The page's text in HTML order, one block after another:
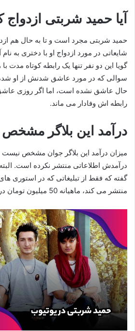
آیا حمید شربتی
حمید شربتی مجرد است و تا به حال هم
شایعاتی در مورد ازدواج او با دختری به نام
گویا این دو نفر تنها یک رابطه کوتاه مدت
سوالی که در مورد عاشق شدنش از او
حال عاشق نشده است، اما اگر روزی
رابطه اش وفادار می ماند.
درآمد این بلاگر
میزان درآمد این بلاگر جوان مشخص
درآمدش اطلاعاتی منتشر نکرده است.
گفته که فقط از تبلیغاتی که در استوری
منتشر می کند، ماهیانه 50 میلیون تومان درآمد دارد.